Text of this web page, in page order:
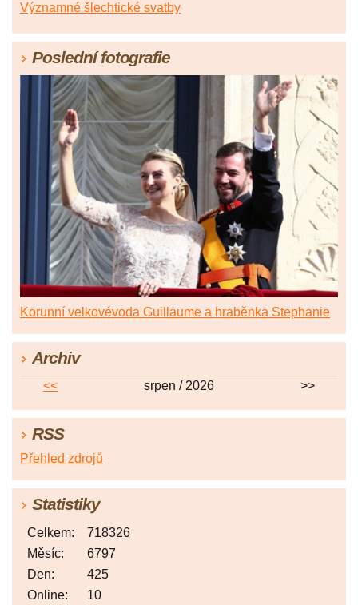
Významné šlechtické svatby
Poslední fotografie
Korunní velkovévoda Guillaume a hraběnka Stephanie
Archiv
<< srpen / 2026 >>
RSS
Přehled zdrojů
Statistiky
Online: 10
Celkem:
718326
Měsíc:
6797
Den:
425